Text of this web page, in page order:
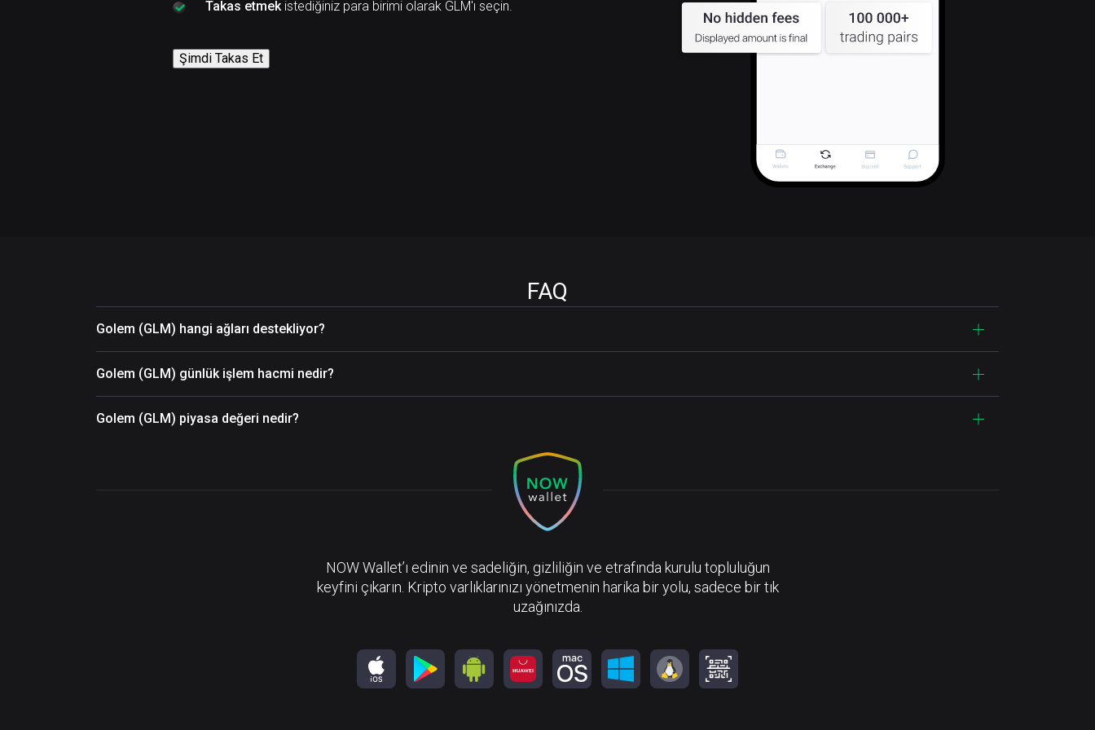
Takas etmekistediğiniz para birimi olarak GLM'ı seçin.
Şimdi Takas Et
FAQ
Golem (GLM) hangi ağları destekliyor?
Golem (GLM) günlük işlem hacmi nedir?
Golem (GLM) piyasa değeri nedir?
NOW Wallet’ı edinin ve sadeliğin, gizliliğin ve etrafında kurulu topluluğun
keyfini çıkarın. Kripto varlıklarınızı yönetmenin harika bir yolu, sadece bir tık
uzağınızda.